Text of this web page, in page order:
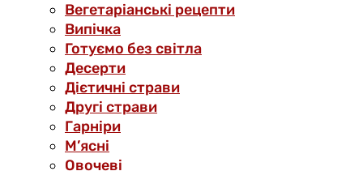
Вегетаріанські рецепти
Випічка
Готуємо без світла
Десерти
Дієтичні страви
Другі страви
Гарніри
М’ясні
Овочеві